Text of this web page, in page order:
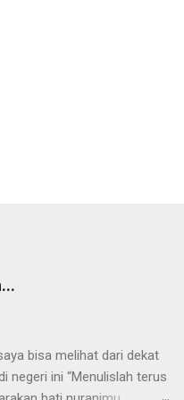
bisa melihat dari dekat
negeri ini “Menulislah terus